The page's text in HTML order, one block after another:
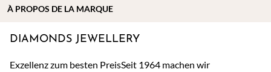
DIAMONDS JEWELLERY
Exzellenz zum besten PreisSeit 1964 machen wir
À PROPOS DE LA MARQUE